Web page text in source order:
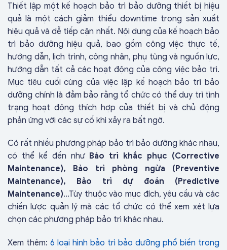
Thiết lập một kế hoạch bảo trì bảo dưỡng thiết bị hiệu
quả là một cách giảm thiểu downtime trong sản xuất
hiệu quả và dễ tiếp cận nhất. Nội dung của kế hoạch bảo
trì bảo dưỡng hiệu quả, bao gồm công việc thực tế,
hướng dẫn, lịch trình, công nhân, phụ tùng và nguồn lực,
hướng dẫn tất cả các hoạt động của công việc bảo trì.
Mục tiêu cuối cùng của việc lập kế hoạch bảo trì bảo
dưỡng chính là đảm bảo rằng tổ chức có thể duy trì tình
trạng hoạt động thích hợp của thiết bị và chủ động
phản ứng với các sự cố khi xảy ra bất ngờ.
Có rất nhiều phương pháp bảo trì bảo dưỡng khác nhau,
có thể kể đến như Bảo trì khắc phục (Corrective
Maintenance), Bảo trì phòng ngừa (Preventive
Maintenance), Bảo trì dự đoán (Predictive
Maintenance)…Tùy thuộc vào mục đích, yêu cầu và các
chiến lược quản lý mà các tổ chức có thể xem xét lựa
chọn các phương pháp bảo trì khác nhau.
Xem thêm: 6 loại hình bảo trì bảo dưỡng phổ biến trong